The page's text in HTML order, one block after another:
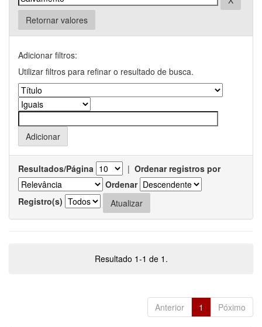
Retornar valores
Adicionar filtros:
Utilizar filtros para refinar o resultado de busca.
Resultados/Página | Ordenar registros por
Ordenar
Registro(s)
Resultado 1-1 de 1.
Anterior 1 Póximo